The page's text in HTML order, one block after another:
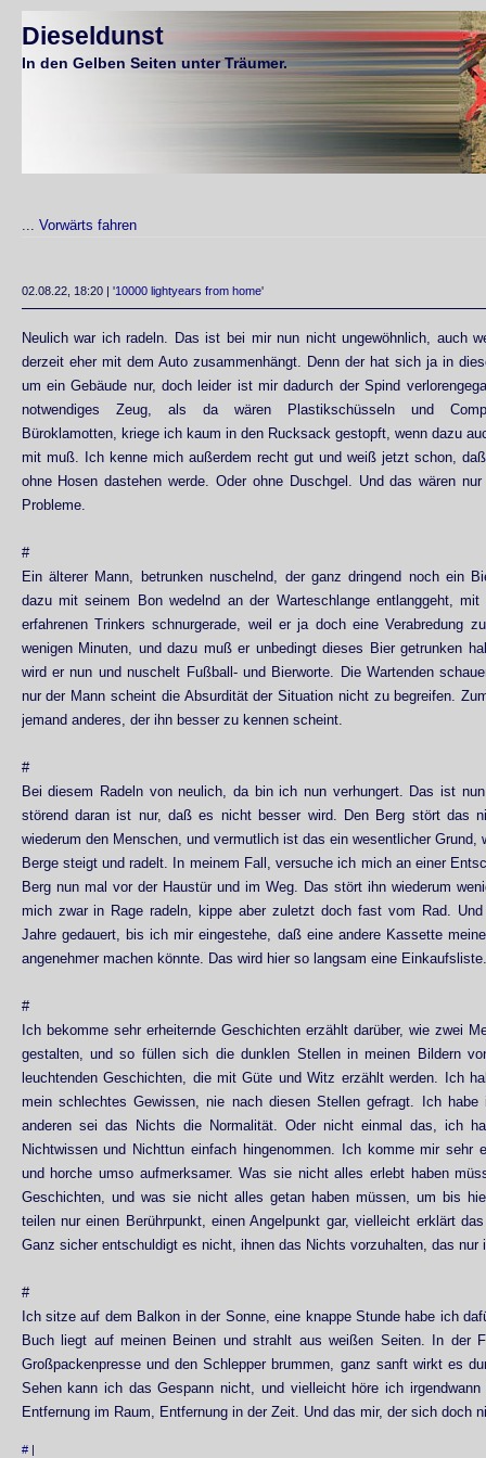
Dieseldunst
In den Gelben Seiten unter Träumer.
... Vorwärts fahren
02.08.22, 18:20 | '10000 lightyears from home'
Neulich war ich radeln. Das ist bei mir nun nicht ungewöhnlich, auch
derzeit eher mit dem Auto zusammenhängt. Denn der hat sich ja in
um ein Gebäude nur, doch leider ist mir dadurch der Spind
notwendiges Zeug, als da wären Plastikschüsseln und
Büroklamotten, kriege ich kaum in den Rucksack gestopft, wenn dazu
mit muß. Ich kenne mich außerdem recht gut und weiß jetzt schon,
ohne Hosen dastehen werde. Oder ohne Duschgel. Und das wären
Probleme.
#
Ein älterer Mann, betrunken nuschelnd, der ganz dringend noch ein
dazu mit seinem Bon wedelnd an der Warteschlange entlanggeht,
erfahrenen Trinkers schnurgerade, weil er ja doch eine Verabredung
wenigen Minuten, und dazu muß er unbedingt dieses Bier getrunken
wird er nun und nuschelt Fußball- und Bierworte. Die Wartenden
nur der Mann scheint die Absurdität der Situation nicht zu begreifen.
jemand anderes, der ihn besser zu kennen scheint.
#
Bei diesem Radeln von neulich, da bin ich nun verhungert. Das ist
störend daran ist nur, daß es nicht besser wird. Den Berg stört das
wiederum den Menschen, und vermutlich ist das ein wesentlicher Grund,
Berge steigt und radelt. In meinem Fall, versuche ich mich an einer
Berg nun mal vor der Haustür und im Weg. Das stört ihn wiederum
mich zwar in Rage radeln, kippe aber zuletzt doch fast vom Rad.
Jahre gedauert, bis ich mir eingestehe, daß eine andere Kassette
angenehmer machen könnte. Das wird hier so langsam eine Einkaufsliste.
#
Ich bekomme sehr erheiternde Geschichten erzählt darüber, wie zwei
gestalten, und so füllen sich die dunklen Stellen in meinen Bildern
leuchtenden Geschichten, die mit Güte und Witz erzählt werden. Ich
mein schlechtes Gewissen, nie nach diesen Stellen gefragt. Ich habe
anderen sei das Nichts die Normalität. Oder nicht einmal das, ich
Nichtwissen und Nichttun einfach hingenommen. Ich komme mir sehr
und horche umso aufmerksamer. Was sie nicht alles erlebt haben
Geschichten, und was sie nicht alles getan haben müssen, um bis
teilen nur einen Berührpunkt, einen Angelpunkt gar, vielleicht erklärt
Ganz sicher entschuldigt es nicht, ihnen das Nichts vorzuhalten, das nur
#
Ich sitze auf dem Balkon in der Sonne, eine knappe Stunde habe ich
Buch liegt auf meinen Beinen und strahlt aus weißen Seiten. In der
Großpackenpresse und den Schlepper brummen, ganz sanft wirkt es
Sehen kann ich das Gespann nicht, und vielleicht höre ich
Entfernung im Raum, Entfernung in der Zeit. Und das mir, der sich doch
#|